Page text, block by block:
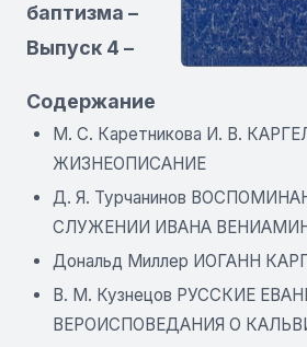
баптизма –
Выпуск 4 –
Содержание
М. С. Каретникова И. В.
ЖИЗНЕОПИСАНИЕ
Д. Я. Турчанинов
СЛУЖЕНИИ ИВАНА
Дональд Миллер ИОГАНН
В. М. Кузнецов РУССКИЕ
ВЕРОИСПОВЕДАНИЯ О